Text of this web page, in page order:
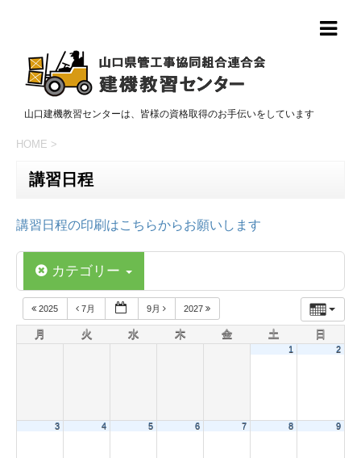
山口建機教習センターは、皆様の資格取得のお手伝いをしています
HOME >
講習日程
講習日程の印刷はこちらからお願いします
カテゴリー
2025 7月 9月 2027
月 火 水 木 金 土 日
1 2
3 4 5 6 7 8 9